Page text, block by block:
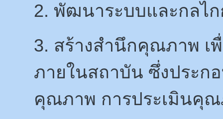
2. พัฒนาระบบและกลไ
3. สร้างสำนึกคุณภาพ
ภายในสถาบัน ซึ่งประก
คุณภาพ การประเมินคุ